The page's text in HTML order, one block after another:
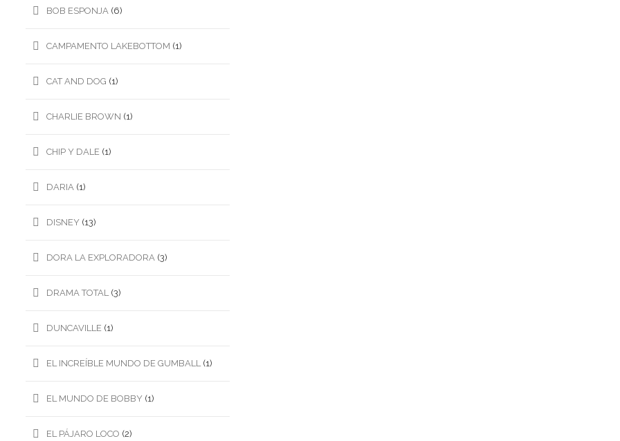
BOB ESPONJA (6)
CAMPAMENTO LAKEBOTTOM (1)
CAT AND DOG (1)
CHARLIE BROWN (1)
CHIP Y DALE (1)
DARIA (1)
DISNEY (13)
DORA LA EXPLORADORA (3)
DRAMA TOTAL (3)
DUNCAVILLE (1)
EL INCREÍBLE MUNDO DE GUMBALL (1)
EL MUNDO DE BOBBY (1)
EL PÁJARO LOCO (2)